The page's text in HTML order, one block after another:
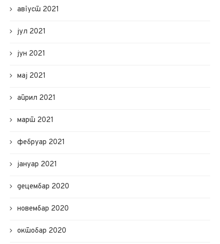
август 2021
јул 2021
јун 2021
мај 2021
април 2021
март 2021
фебруар 2021
јануар 2021
децембар 2020
новембар 2020
октобар 2020